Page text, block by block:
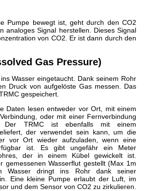
Pumpe bewegt ist, geht durch den CO2
analoges Signal herstellen. Dieses Signal
von CO2. Er ist dann durch den
Gas Pressure)
Wasser eingetaucht. Dank seinem Rohr
Druck von aufgelöste Gas messen. Das
gespeichert.
Daten lesen entweder vor Ort, mit einem
oder mit einer Fernverbindung
Der TRMC ist ebenfalls mit einem
der verwendet sein kann, um die
vor Ort wieder aufzuladen, wenn eine
ist. Es gibt ungefähr ein Meter
der in einem Kübel gewickelt ist.
gemessenen Wasserflut gestellt (Max 1m
Wasser dringt ins Rohr dank seiner
Eine kleine Pumpe erlaubt der Luft, im
und dem Sensor von CO2 zu zirkulieren.